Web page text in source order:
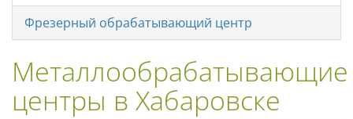
Фрезерный обрабатывающий центр
Металлообрабатывающие
центры в Хабаровске